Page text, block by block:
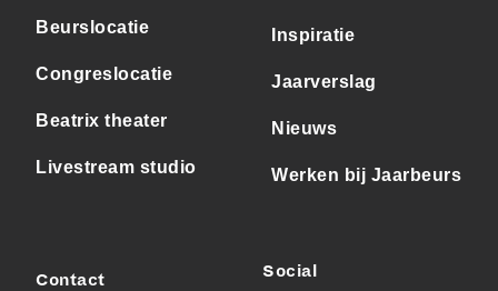
Beurslocatie
Congreslocatie
Beatrix theater
Livestream studio
Inspiratie
Jaarverslag
Nieuws
Werken bij Jaarbeurs
Contact Social